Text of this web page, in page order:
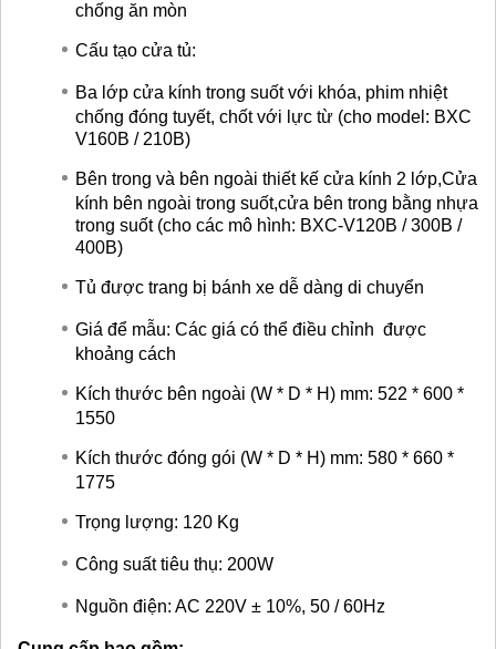
chống ăn mòn
Cấu tạo cửa tủ:
Ba lớp cửa kính trong suốt với khóa, phim nhiệt
chống đóng tuyết, chốt với lực từ (cho model: BXC
V160B / 210B)
Bên trong và bên ngoài thiết kế cửa kính 2 lớp,Cửa
kính bên ngoài trong suốt,cửa bên trong bằng nhựa
trong suốt (cho các mô hình: BXC-V120B / 300B /
400B)
Tủ được trang bị bánh xe dễ dàng di chuyển
Giá để mẫu: Các giá có thể điều chỉnh được
khoảng cách
Kích thước bên ngoài (W * D * H) mm: 522 * 600 *
1550
Kích thước đóng gói (W * D * H) mm: 580 * 660 *
1775
Trọng lượng: 120 Kg
Công suất tiêu thụ: 200W
Nguồn điện: AC 220V ± 10%, 50 / 60Hz